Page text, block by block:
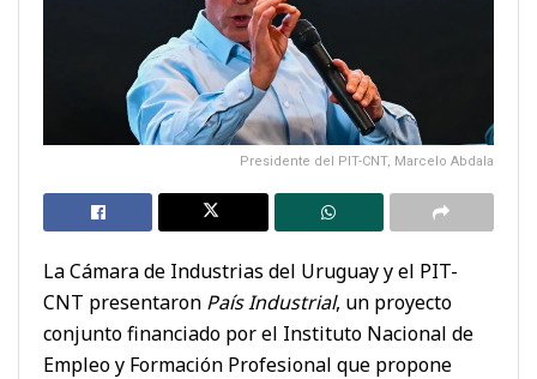
Presidente del PIT-CNT, Marcelo Abdala
La Cámara de Industrias del Uruguay y el PIT-
CNT presentaron País Industrial, un proyecto
conjunto financiado por el Instituto Nacional de
Empleo y Formación Profesional que propone